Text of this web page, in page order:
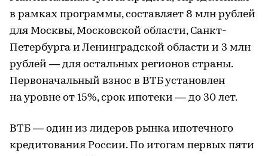
в рамках программы, составляет 8 млн рублей
для Москвы, Московской области, Санкт-
Петербурга и Ленинградской области и 3 млн
рублей — для остальных регионов страны.
Первоначальный взнос в ВТБ установлен
на уровне от 15%, срок ипотеки — до 30 лет.
ВТБ — один из лидеров рынка ипотечного
кредитования России. По итогам первых пяти